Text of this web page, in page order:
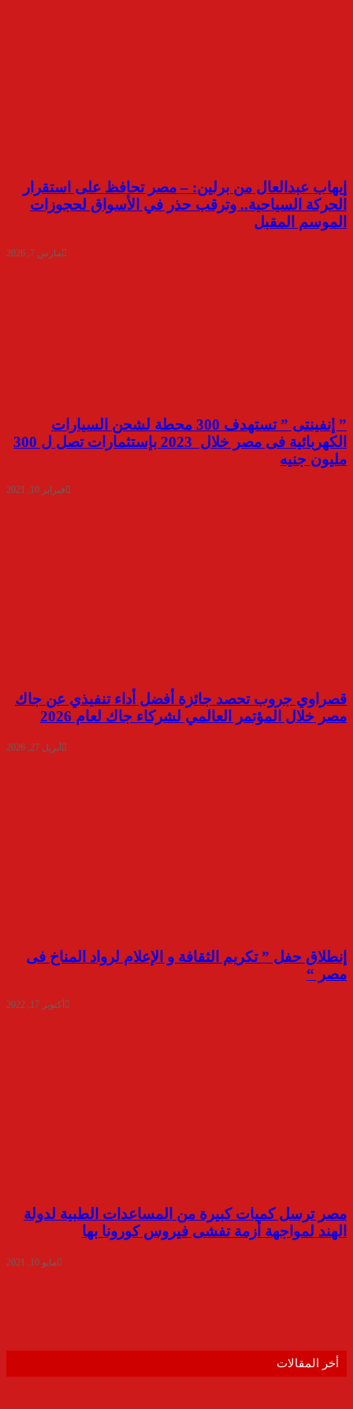
إيهاب عبدالعال من برلين: – مصر تحافظ على استقرار
الحركة السياحية.. وترقب حذر في الأسواق لحجوزات
الموسم المقبل
مارس 7, 2026
” إنفينتى ” تستهدف 300 محطة لشحن السيارات
الكهربائية فى مصر خلال 2023 بإستثمارات تصل ل 300
مليون جنيه
فبراير 10, 2021
قصراوي جروب تحصد جائزة أفضل أداء تنفيذي عن جاك
مصر خلال المؤتمر العالمي لشركاء جاك لعام 2026
أبريل 27, 2026
إنطلاق حفل ” تكريم الثقافة و الإعلام لرواد المناخ فى
مصر “
أكتوبر 17, 2022
مصر ترسل كميات كبيرة من المساعدات الطبية لدولة
الهند لمواجهة أزمة تفشى فيروس كورونا بها
مايو 10, 2021
أخر المقالات